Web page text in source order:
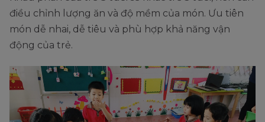
điều chỉnh lượng ăn và độ mềm của món. Ưu tiên
món dễ nhai, dễ tiêu và phù hợp khả năng vận
động của trẻ.